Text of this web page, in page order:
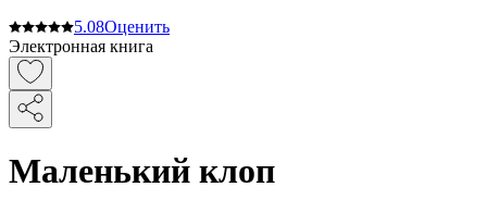
5.08Оценить
Электронная книга
Маленький клоп